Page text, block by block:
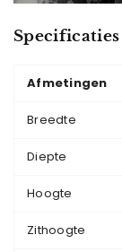
Specificaties
Afmetingen
Breedte
Diepte
Hoogte
Zithoogte